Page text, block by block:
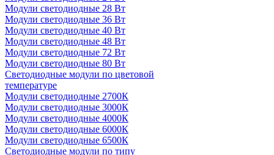
Модули светодиодные 28 Вт
Модули светодиодные 36 Вт
Модули светодиодные 40 Вт
Модули светодиодные 48 Вт
Модули светодиодные 72 Вт
Модули светодиодные 80 Вт
Светодиодные модули по цветовой
температуре
Модули светодиодные 2700К
Модули светодиодные 3000К
Модули светодиодные 4000К
Модули светодиодные 6000К
Модули светодиодные 6500К
Светодиодные модули по типу